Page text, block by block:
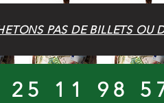
PAS DE BILLETS OU
11 98